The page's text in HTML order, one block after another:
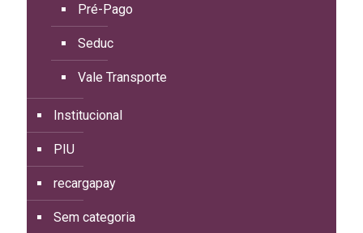
Pré-Pago
Seduc
Vale Transporte
Institucional
PIU
recargapay
Sem categoria